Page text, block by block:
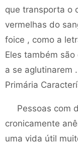
que transporta o
vermelhas do
foice , como a
Eles também
a se aglutinarem .
Primária
Pessoas com
cronicamente
uma vida útil